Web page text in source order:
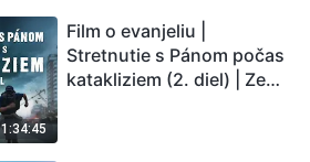
1:34:45
Film o evanjeliu |
Stretnutie s Pánom počas
katakliziem (2. diel) | Zem